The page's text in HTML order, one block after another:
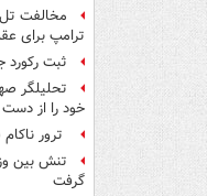
مخالفت
ترامپ برای
ثبت رکورد
تحلیلگر
خود را از دست
ترور
تنش بین
گرفت